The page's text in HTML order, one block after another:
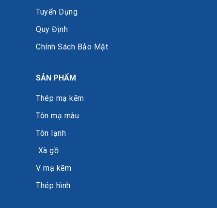
Tuyển Dụng
Quy Định
Chính Sách Bảo Mật
SẢN PHẨM
Thép mạ kẽm
Tôn mạ màu
Tôn lạnh
Xà gồ
V mạ kẽm
Thép hình